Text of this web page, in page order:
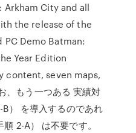
Arkham City and all
the release of the
PC Demo Batman:
Year Edition
content, seven maps,
、もう一つある 実績対
） を導入するのであれ
2-A） は不要です。